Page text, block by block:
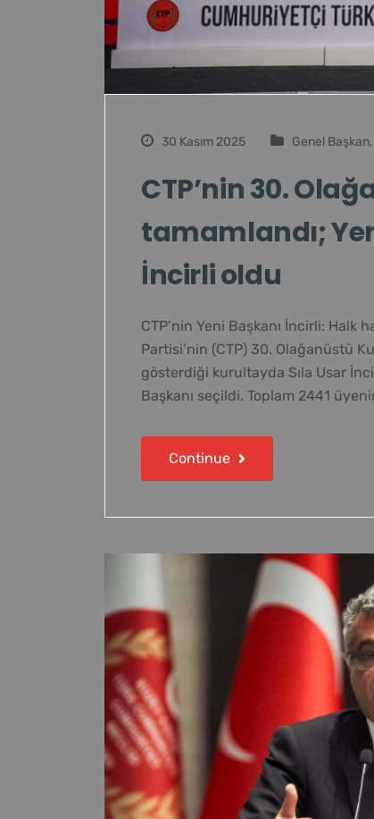
30 Kasım 2025 Genel Başkan,
CTP’nin 30.
tamamlandı;
İncirli oldu
CTP’nin Yeni Başkanı İncirli: Halk
Partisi’nin (CTP) 30. Olağanüstü
gösterdiği kurultayda Sıla Usar
Başkanı seçildi. Toplam 2441
Continue